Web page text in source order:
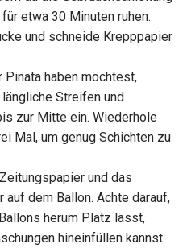
etwa 30 Minuten ruhen.
und schneide Krepppapier
Pinata haben möchtest,
Streifen und
zur Mitte ein. Wiederhole
Mal, um genug Schichten zu
und das
dem Ballon. Achte darauf,
herum Platz lässt,
hineinfüllen kannst.